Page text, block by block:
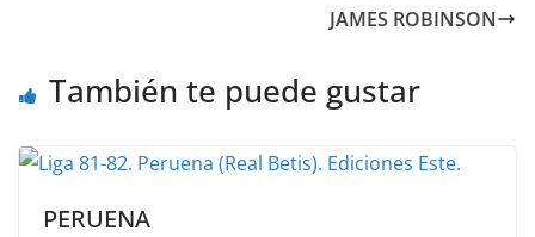
JAMES ROBINSON
También te puede gustar
PERUENA